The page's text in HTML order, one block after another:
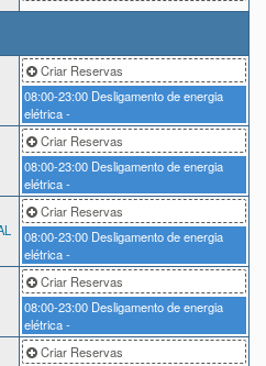
Criar Reservas
08:00-23:00 Desligamento de energia
elétrica -
Criar Reservas
08:00-23:00 Desligamento de energia
elétrica -
Criar Reservas
08:00-23:00 Desligamento de energia
elétrica -
Criar Reservas
08:00-23:00 Desligamento de energia
elétrica -
Criar Reservas